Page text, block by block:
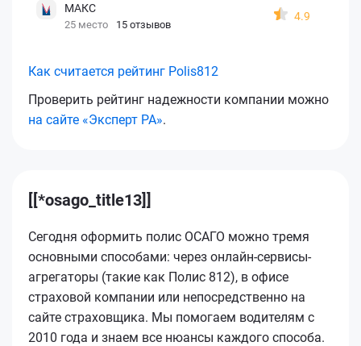
МАКС
25 место 15 отзывов
4.9
Как считается рейтинг Polis812
Проверить рейтинг надежности компании можно
на сайте «Эксперт РА».
[[*osago_title13]]
Сегодня оформить полис ОСАГО можно тремя
основными способами: через онлайн-сервисы-
агрегаторы (такие как Полис 812), в офисе
страховой компании или непосредственно на
сайте страховщика. Мы помогаем водителям с
2010 года и знаем все нюансы каждого способа.